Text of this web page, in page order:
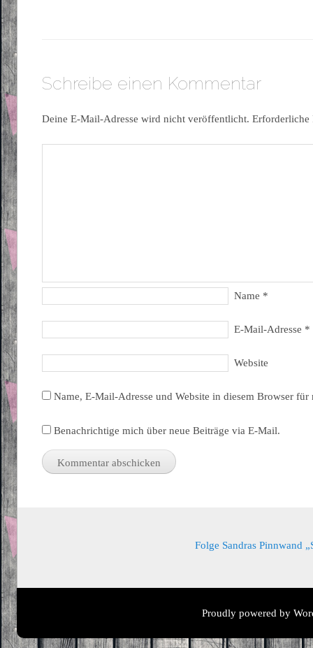
Schreibe einen Kommentar
Deine E-Mail-Adresse wird nicht veröffentlicht.
Name *
E-Mail-Adresse *
Website
Name, E-Mail-Adresse und Website in diesem Browser
Benachrichtige mich über neue Beiträge via E-Mail.
Folge Sandras Pinnwand
Proudly powered by